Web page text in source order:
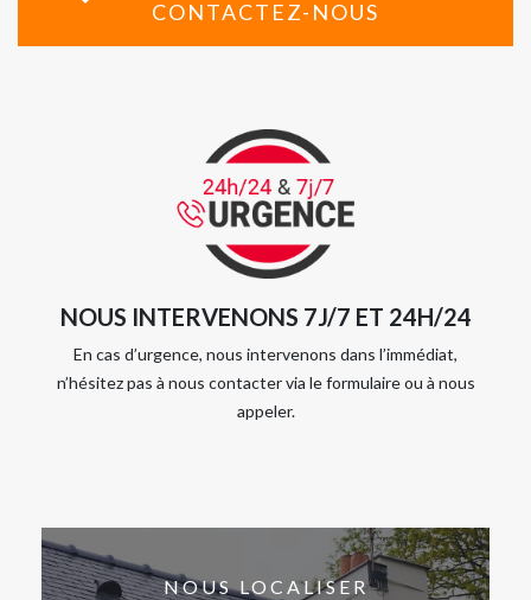
CONTACTEZ-NOUS
NOUS INTERVENONS 7J/7 ET 24H/24
En cas d’urgence, nous intervenons dans l’immédiat,
n’hésitez pas à nous contacter via le formulaire ou à nous
appeler.
NOUS LOCALISER